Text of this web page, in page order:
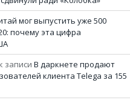
мог выпустить уже 500
почему эта цифра
к записи В даркнете продают
клиента Telega за 155